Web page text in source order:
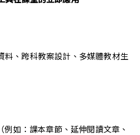
料、跨科教案設計、多媒體教材生
例如：課本章節、延伸閱讀文章、